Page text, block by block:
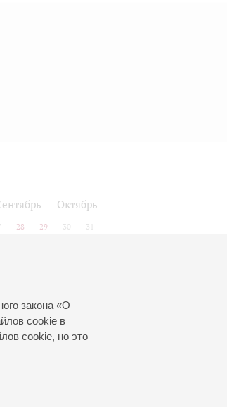
закона «О
cookie в
cookie, но это
Октябрь
28 29 30 31